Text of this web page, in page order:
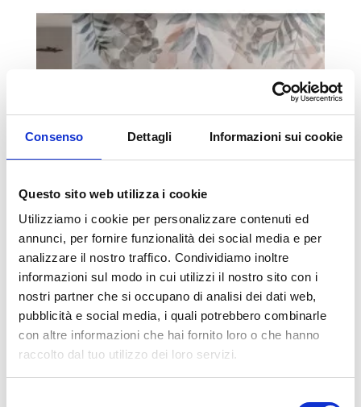
Consenso Dettagli Informazioni sui cookie
Questo sito web utilizza i cookie
Utilizziamo i cookie per personalizzare contenuti ed
annunci, per fornire funzionalità dei social media e per
analizzare il nostro traffico. Condividiamo inoltre
informazioni sul modo in cui utilizzi il nostro sito con i
nostri partner che si occupano di analisi dei dati web,
pubblicità e social media, i quali potrebbero combinarle
con altre informazioni che hai fornito loro o che hanno
raccolto dal tuo utilizzo dei loro servizi.
CARTA DA PARATI IN FIBRA DI VETRO
5961 Visualizzazioni
Con la carta da parati in fibra di vetro puoi finalmente
decorare il bagno e gli ambienti umidi.
Read more